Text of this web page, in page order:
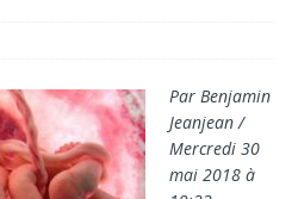
Par Benjamin
Jeanjean /
Mercredi 30
mai 2018 à